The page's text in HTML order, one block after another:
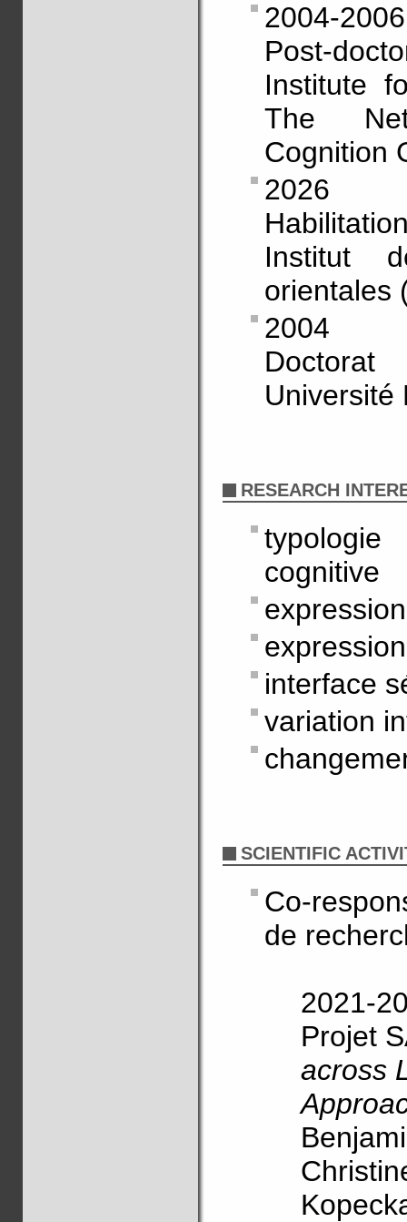
2004-2006
Post-
Institute
The
Cognition
2026
Institut
orientales
2004
Université
RESEARCH
cognitive
interface
variation
SCIENTIFIC
Co-
de
2021-
Projet
across